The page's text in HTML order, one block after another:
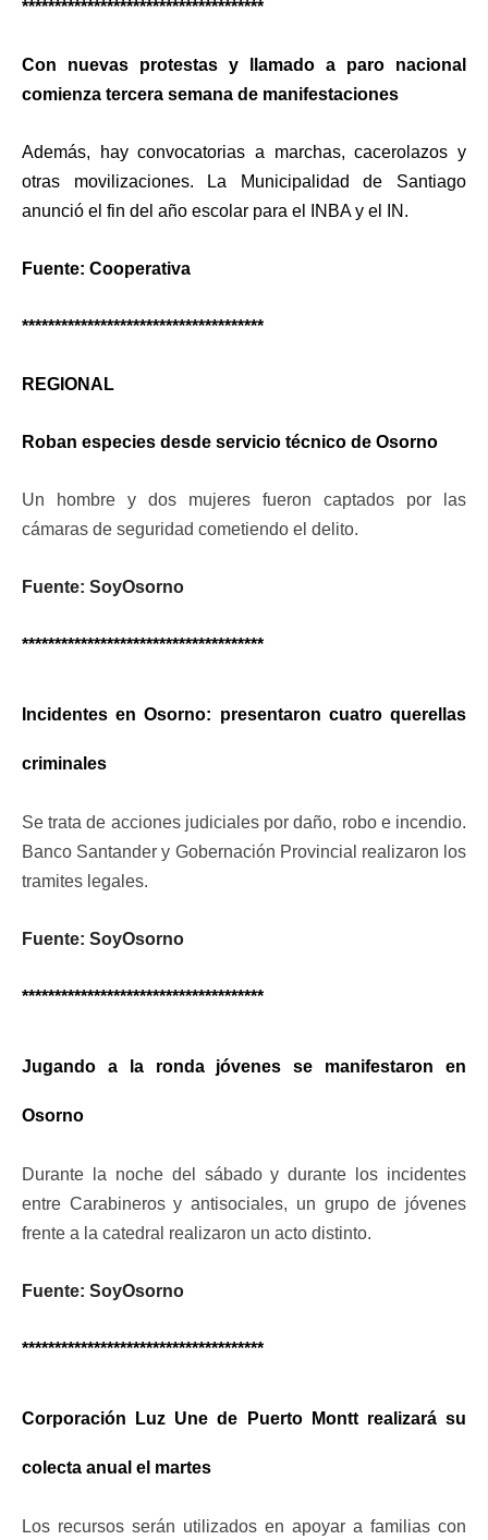
*************************************
Con nuevas protestas y llamado a paro nacional
comienza tercera semana de manifestaciones
Además, hay convocatorias a marchas, cacerolazos y
otras movilizaciones. La Municipalidad de Santiago
anunció el fin del año escolar para el INBA y el IN.
Fuente: Cooperativa
*************************************
REGIONAL
Roban especies desde servicio técnico de Osorno
Un hombre y dos mujeres fueron captados por las
cámaras de seguridad cometiendo el delito.
Fuente: SoyOsorno
*************************************
Incidentes en Osorno: presentaron cuatro querellas
criminales
Se trata de acciones judiciales por daño, robo e incendio.
Banco Santander y Gobernación Provincial realizaron los
tramites legales.
Fuente: SoyOsorno
*************************************
Jugando a la ronda jóvenes se manifestaron en
Osorno
Durante la noche del sábado y durante los incidentes
entre Carabineros y antisociales, un grupo de jóvenes
frente a la catedral realizaron un acto distinto.
Fuente: SoyOsorno
*************************************
Corporación Luz Une de Puerto Montt realizará su
colecta anual el martes
Los recursos serán utilizados en apoyar a familias con